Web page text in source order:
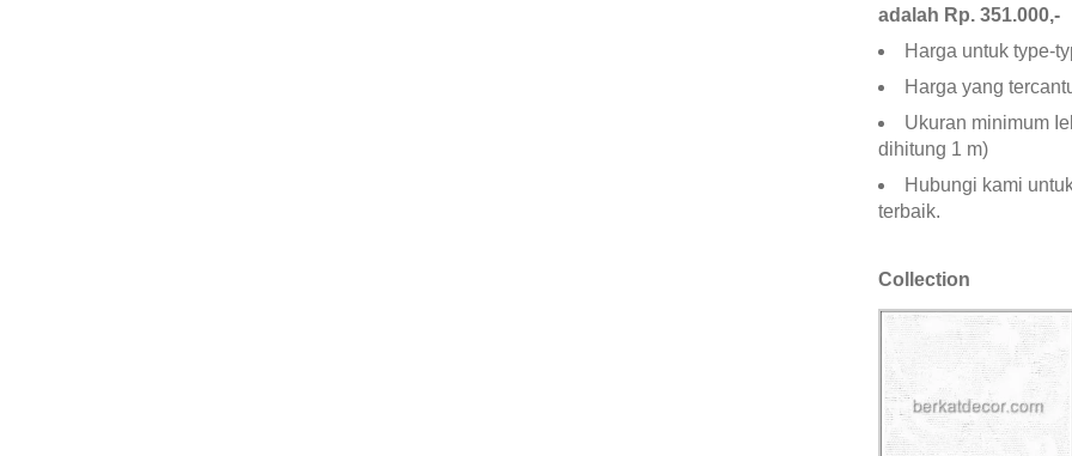
adalah Rp. 351.000,-
Harga untuk type-
Harga yang
Ukuran minimum
dihitung 1 m)
Hubungi kami
terbaik.
Collection